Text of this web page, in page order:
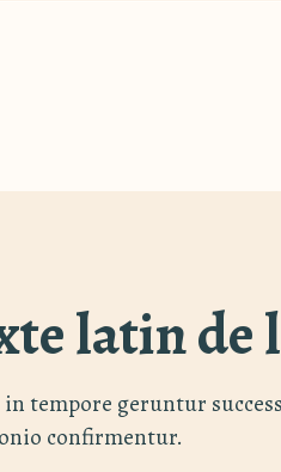
latin de
in tempore geruntur
confirmentur.